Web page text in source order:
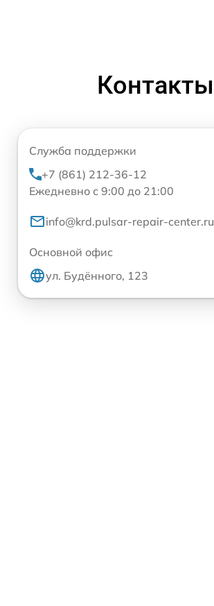
Контакты
Служба поддержки
+7 (861) 212-36-12
Ежедневно с 9:00 до 21:00
info@krd.pulsar-repair-center.ru
Основной офис
ул. Будённого, 123